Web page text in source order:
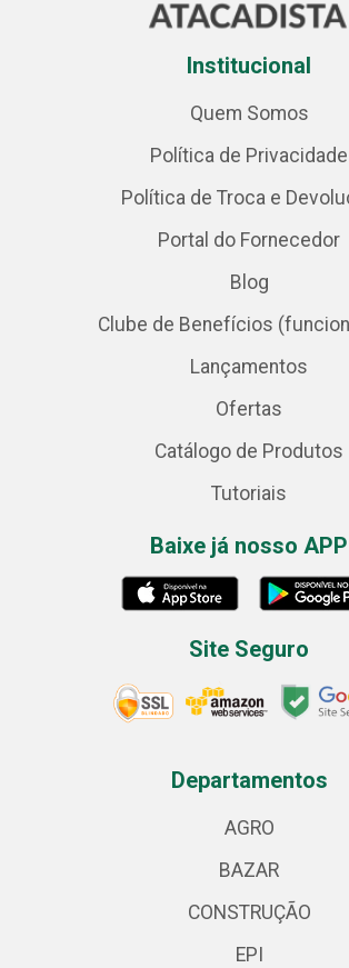
Institucional
Quem Somos
Política de Privacidade
Política de Troca e
Portal do Fornecedor
Blog
Clube de Benefícios
Lançamentos
Ofertas
Catálogo de Produtos
Tutoriais
Baixe já nosso APP
Site Seguro
Departamentos
AGRO
BAZAR
CONSTRUÇÃO
EPI